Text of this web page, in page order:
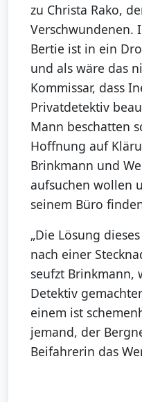
zu Christa Rako,
Verschwundenen.
Bertie ist in ein
und als wäre das
Kommissar, dass
Privatdetektiv
Mann beschatten
Hoffnung auf
Brinkmann und
aufsuchen wollen
seinem Büro
„Die Lösung
nach einer
seufzt Brinkmann,
Detektiv
einem ist
jemand, der
Beifahrerin das